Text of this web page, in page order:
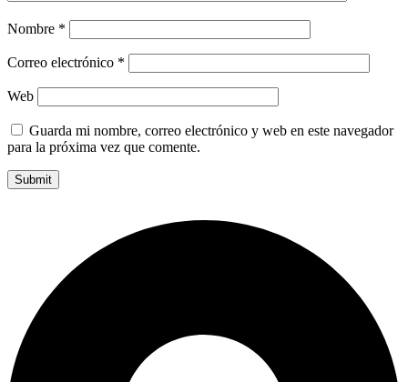
Nombre *
Correo electrónico *
Web
Guarda mi nombre, correo electrónico y web en este navegador
para la próxima vez que comente.